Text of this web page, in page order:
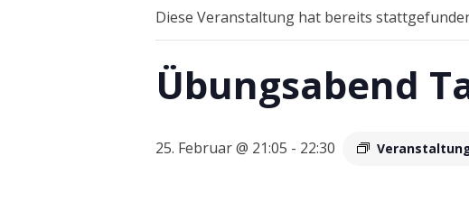
Diese Veranstaltung hat bereits
Übungsabend
25. Februar @ 21:05 - 22:30